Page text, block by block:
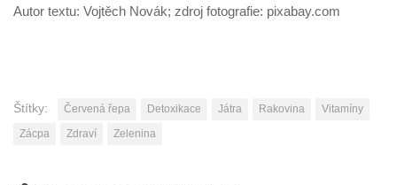
Autor textu: Vojtěch Novák; zdroj fotografie: pixabay.com
Štítky: Červená řepa Detoxikace Játra Rakovina
Vitamíny
Zácpa
Zdraví Zelenina